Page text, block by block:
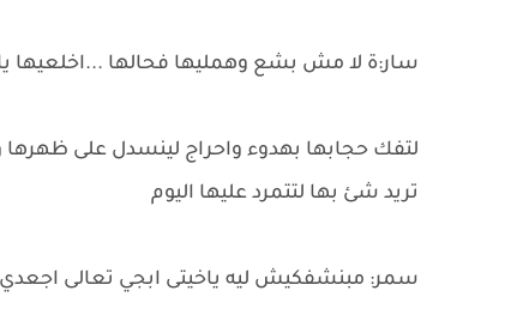
سار:ة لا مش بشع وهمليها فحالها ...اخلعيها
لتفك حجابها بهدوء واحراج لينسدل على ظهرها
تريد شئ بها لتتمرد عليها اليوم
سمر: مبنشفكيش ليه ياخيتى ابجي تعالى اجعدي